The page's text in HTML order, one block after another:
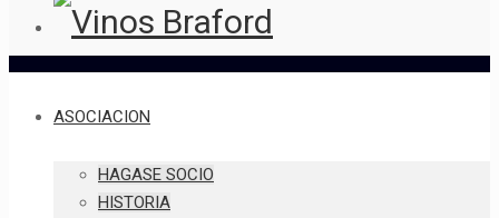
ASOCIACION
HAGASE SOCIO
HISTORIA